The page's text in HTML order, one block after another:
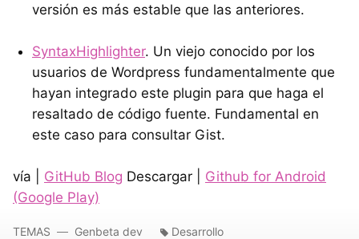
versión es más estable que las anteriores.
SyntaxHighlighter. Un viejo conocido por los
usuarios de Wordpress fundamentalmente que
hayan integrado este plugin para que haga el
resaltado de código fuente. Fundamental en
este caso para consultar Gist.
vía | GitHub Blog Descargar | Github for Android
(Google Play)
TEMAS Genbeta dev Desarrollo